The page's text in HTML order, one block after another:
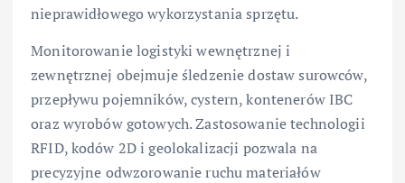
nieprawidłowego wykorzystania sprzętu.
Monitorowanie logistyki wewnętrznej i
zewnętrznej obejmuje śledzenie dostaw surowców,
przepływu pojemników, cystern, kontenerów IBC
oraz wyrobów gotowych. Zastosowanie technologii
RFID, kodów 2D i geolokalizacji pozwala na
precyzyjne odwzorowanie ruchu materiałów